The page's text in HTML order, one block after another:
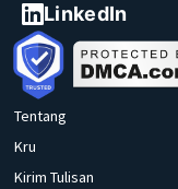
LinkedIn
Tentang
Kru
Kirim Tulisan